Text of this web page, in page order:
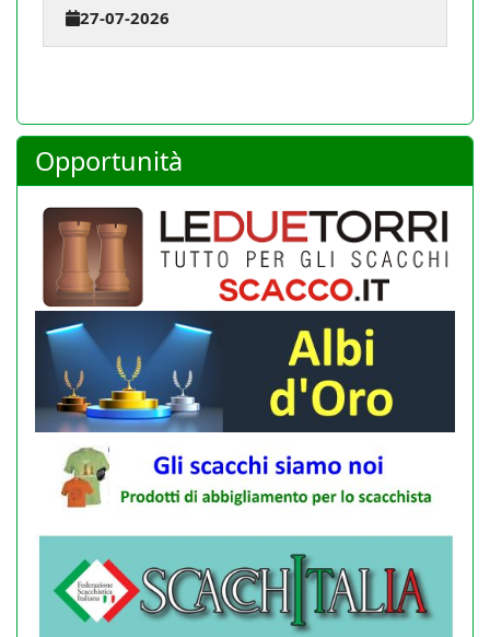
23-07-2026
Opportunità